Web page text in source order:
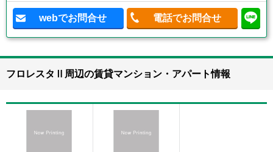
webでお問合せ 電話でお問合せ
フロレスタⅡ周辺の賃貸マンション・アパート情報